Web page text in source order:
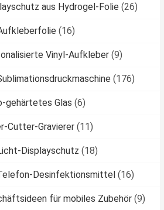
aus Hydrogel-Folie (26)
(16)
Vinyl-Aufkleber (9)
(176)
gehärtetes Glas (6)
Cutter-Gravierer (11)
Displayschutz (18)
Desinfektionsmittel (16)
für mobiles Zubehör (9)